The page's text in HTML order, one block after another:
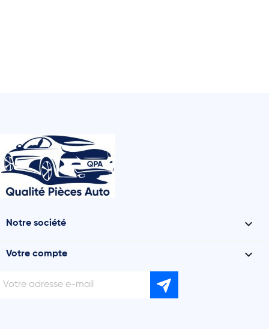
Notre société 
Votre compte 